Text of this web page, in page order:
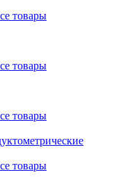
товары
товары
товары
товары